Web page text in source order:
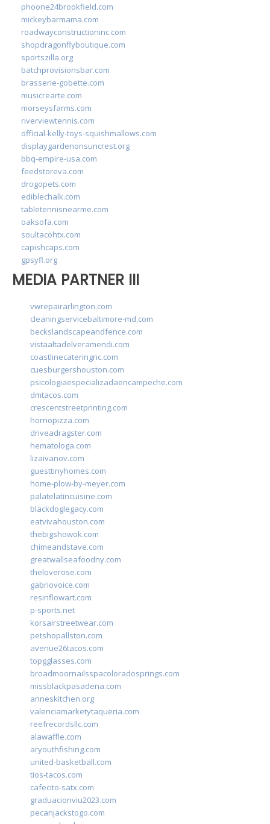
phoone24brookfield.com
mickeybarmama.com
roadwayconstructioninc.com
shopdragonflyboutique.com
sportszilla.org
batchprovisionsbar.com
brasserie-gobette.com
musicrearte.com
morseysfarms.com
riverviewtennis.com
official-kelly-toys-squishmallows.com
displaygardenonsuncrest.org
bbq-empire-usa.com
feedstoreva.com
drogopets.com
ediblechalk.com
tabletennisnearme.com
oaksofa.com
soultacohtx.com
capishcaps.com
gpsyfl.org
MEDIA PARTNER III
vwrepairarlington.com
cleaningservicebaltimore-md.com
beckslandscapeandfence.com
vistaaltadelveramendi.com
coastlinecateringnc.com
cuesburgershouston.com
psicologiaespecializadaencampeche.com
dmtacos.com
crescentstreetprinting.com
hornopizza.com
driveadragster.com
hematologa.com
lizaivanov.com
guesttinyhomes.com
home-plow-by-meyer.com
palatelatincuisine.com
blackdoglegacy.com
eatvivahouston.com
thebigshowok.com
chimeandstave.com
greatwallseafoodny.com
theloverose.com
gabriovoice.com
resinflowart.com
p-sports.net
korsairstreetwear.com
petshopallston.com
avenue26tacos.com
topgglasses.com
broadmoornailsspacoloradosprings.com
missblackpasadena.com
anneskitchen.org
valenciamarketytaqueria.com
reefrecordsllc.com
alawaffle.com
aryouthfishing.com
united-basketball.com
tios-tacos.com
cafecito-satx.com
graduacionviu2023.com
pecanjackstogo.com